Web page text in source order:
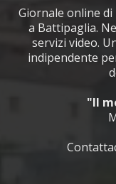
Giornale online
a Battipaglia.
servizi video.
indipendente
"Il